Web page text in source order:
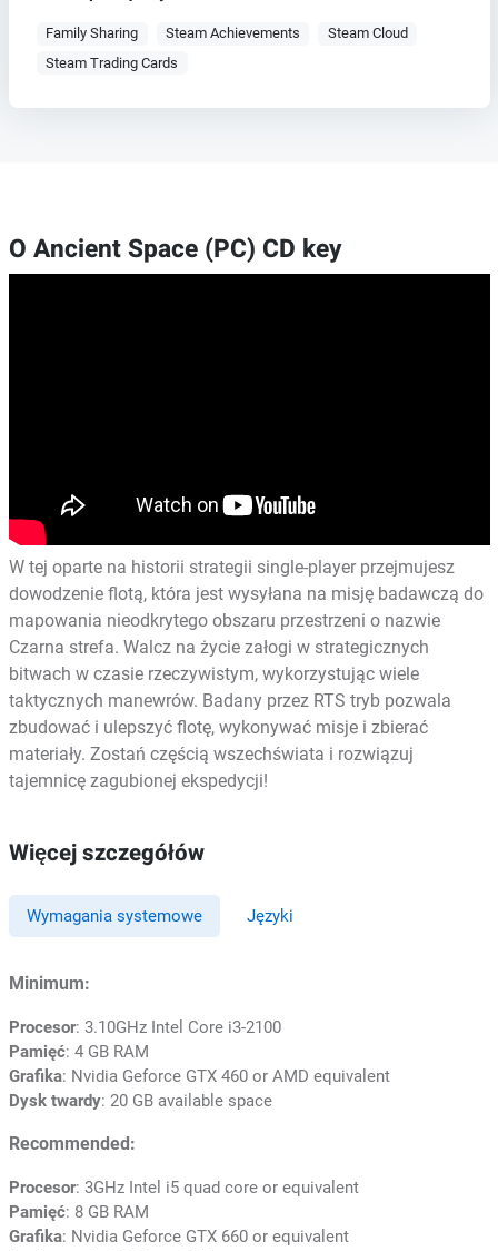
Family Sharing Steam Achievements
Steam Cloud
Steam Trading Cards
O Ancient Space (PC) CD key
W tej oparte na historii strategii single-player przejmujesz
dowodzenie flotą, która jest wysyłana na misję badawczą do
mapowania nieodkrytego obszaru przestrzeni o nazwie
Czarna strefa. Walcz na życie załogi w strategicznych
bitwach w czasie rzeczywistym, wykorzystując wiele
taktycznych manewrów. Badany przez RTS tryb pozwala
zbudować i ulepszyć flotę, wykonywać misje i zbierać
materiały. Zostań częścią wszechświata i rozwiązuj
tajemnicę zagubionej ekspedycji!
Więcej szczegółów
Wymagania systemowe Języki
Minimum:
Procesor: 3.10GHz Intel Core i3-2100
Pamięć: 4 GB RAM
Grafika: Nvidia Geforce GTX 460 or AMD equivalent
Dysk twardy: 20 GB available space
Recommended:
Procesor: 3GHz Intel i5 quad core or equivalent
Pamięć: 8 GB RAM
Grafika: Nvidia Geforce GTX 660 or equivalent